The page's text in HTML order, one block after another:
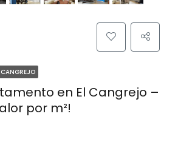
CANGREJO
en El Cangrejo –
por m²!